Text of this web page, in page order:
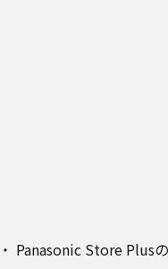
Panasonic Store Plus